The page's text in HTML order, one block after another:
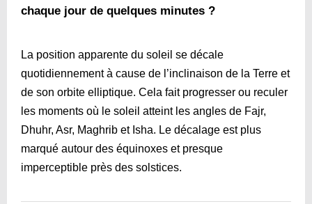
chaque jour de quelques minutes ?
La position apparente du soleil se décale
quotidiennement à cause de l’inclinaison de la Terre et
de son orbite elliptique. Cela fait progresser ou reculer
les moments où le soleil atteint les angles de Fajr,
Dhuhr, Asr, Maghrib et Isha. Le décalage est plus
marqué autour des équinoxes et presque
imperceptible près des solstices.